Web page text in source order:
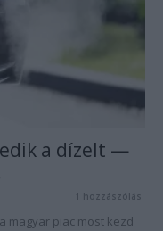
a dízelt —
1 hozzászólás
magyar piac most kezd